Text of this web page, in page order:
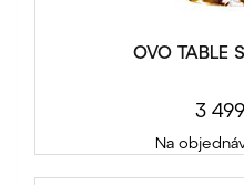
OVO TABLE
3
Na